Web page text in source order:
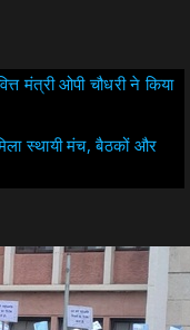
मंत्री ओपी चौधरी ने किया
स्थायी मंच, बैठकों और